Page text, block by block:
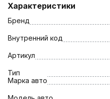
Характеристики
Бренд
Внутренний код
Артикул
Тип
Марка авто